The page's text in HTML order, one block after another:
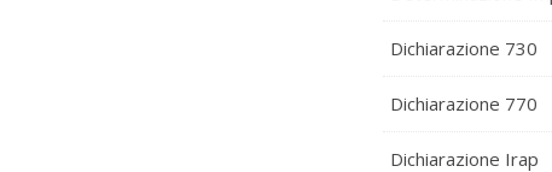
Dichiarazione 730
Dichiarazione 770
Dichiarazione Irap